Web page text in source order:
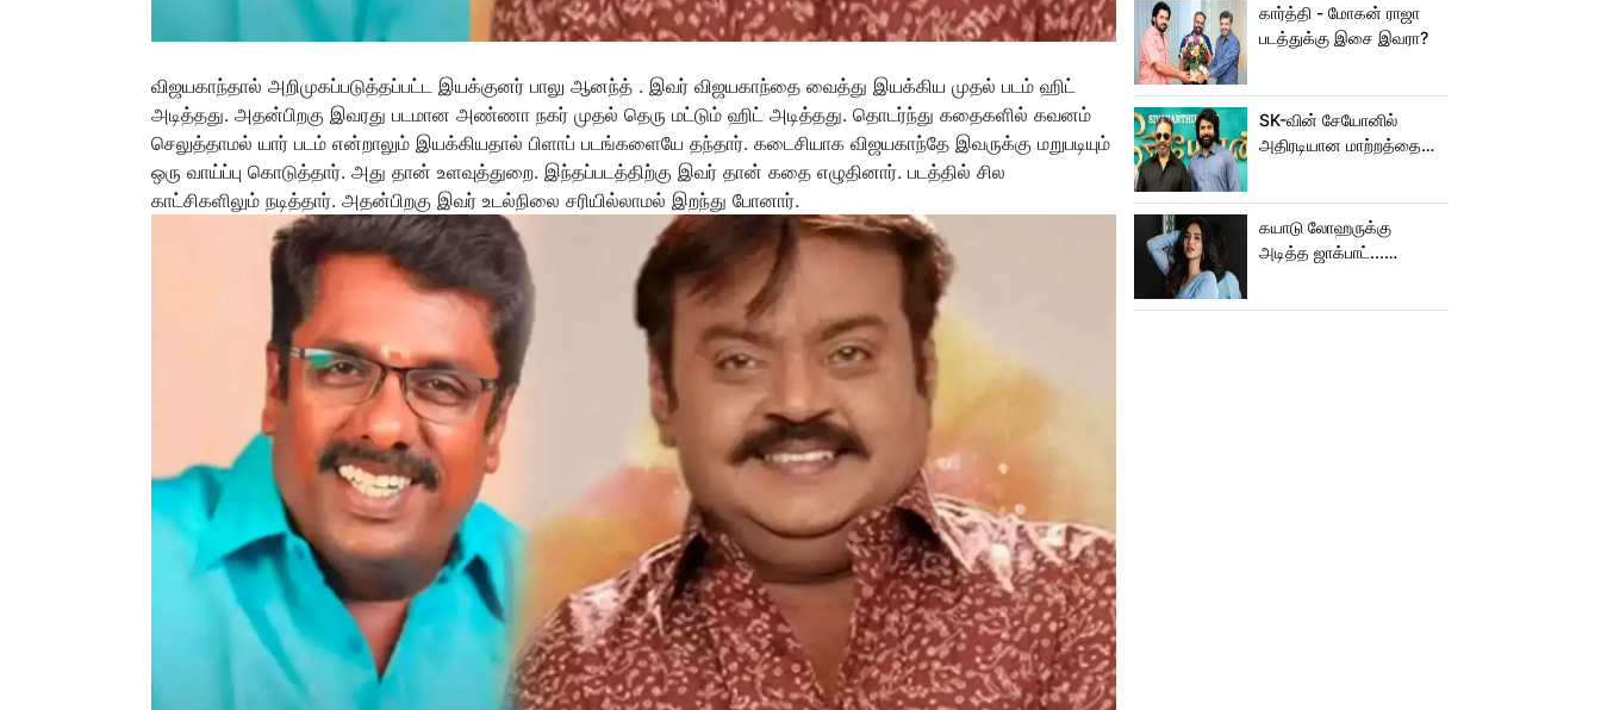
விஜயகாந்தால் அறிமுகப்படுத்தப்பட்ட இயக்குனர் பாலு ஆனந்த் . இவர் விஜயகாந்தை வைத்து இயக்கிய முதல் படம் ஹிட்
அடித்தது. அதன்பிறகு இவரது படமான அண்ணா நகர் முதல் தெரு மட்டும் ஹிட் அடித்தது. தொடர்ந்து கதைகளில் கவனம்
செலுத்தாமல் யார் படம் என்றாலும் இயக்கியதால் பிளாப் படங்களையே தந்தார். கடைசியாக விஜயகாந்தே இவருக்கு மறுபடியும்
ஒரு வாய்ப்பு கொடுத்தார். அது தான் உளவுத்துறை. இந்தப்படத்திற்கு இவர் தான் கதை எழுதினார். படத்தில் சில
காட்சிகளிலும் நடித்தார். அதன்பிறகு இவர் உடல்நிலை சரியில்லாமல் இறந்து போனார்.
கார்த்தி - மோகன் ராஜா
படத்துக்கு இசை இவரா?
SK-வின் சேயோனில்
அதிரடியான மாற்றத்தை
கயாடு லோஹருக்கு
அடித்த ஜாக்பாட்...